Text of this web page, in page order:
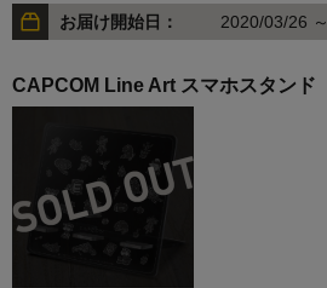
お届け開始日： 2020/03/26 ～
CAPCOM Line Art スマホスタンド